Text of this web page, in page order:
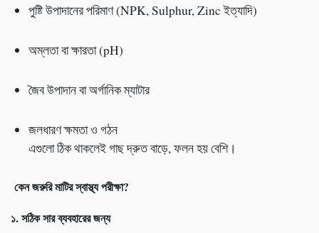
পুষ্টি উপাদানের পরিমাণ (NPK, Sulphur, Zinc ইত্যাদি)
অম্লতা বা ক্ষারতা (pH)
জৈব উপাদান বা অর্গানিক ম্যাটার
জলধারণ ক্ষমতা ও গঠন
এগুলো ঠিক থাকলেই গাছ দ্রুত বাড়ে, ফলন হয় বেশি।
কেন জরুরি মাটির স্বাস্থ্য পরীক্ষা?
১.সঠিক সার ব্যবহারের জন্য